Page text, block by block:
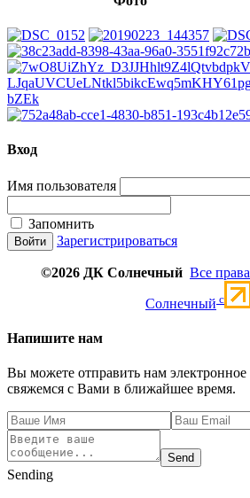
Вход
Имя пользователя
Запомнить
Зарегистрироваться
©2026 ДК Солнечный Все
Солнечный c
Напишите нам
Вы можете отправить нам
свяжемся с Вами в ближайшее время.
Send
Sending